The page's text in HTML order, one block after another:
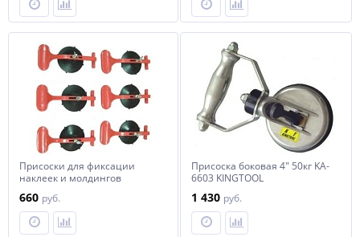
Присоски для фиксации
наклеек и молдингов
660 руб.
Присоска боковая 4" 50кг KA-
6603 KINGTOOL
1 430 руб.